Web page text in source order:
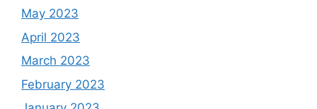
May 2023
April 2023
March 2023
February 2023